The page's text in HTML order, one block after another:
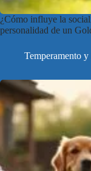
¿Cómo influye la
personalidad de un
Temperamento y